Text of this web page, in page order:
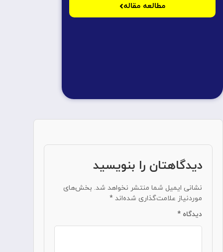
مطالعه مقاله
دیدگاهتان را بنویسید
نشانی ایمیل شما منتشر نخواهد شد. بخش‌های
موردنیاز علامت‌گذاری شده‌اند *
دیدگاه *